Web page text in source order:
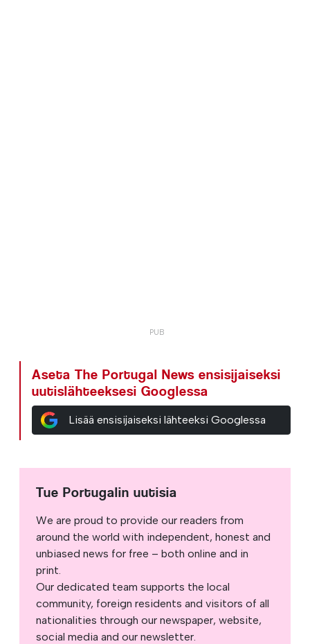
Aseta The Portugal News ensisijaiseksi
uutislähteeksesi Googlessa
Lisää ensisijaiseksi lähteeksi Googlessa
Tue Portugalin uutisia
We are proud to provide our readers from
around the world with independent, honest and
unbiased news for free – both online and in
print.
Our dedicated team supports the local
community, foreign residents and visitors of all
nationalities through our newspaper, website,
social media and our newsletter.